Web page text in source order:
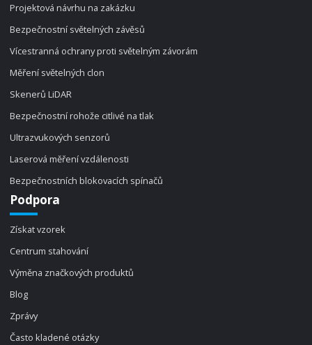
Projektová návrhu na zakázku
Bezpečnostní světelných závěsů
Vícestranná ochrany proti světelným závorám
Měření světelných clon
Skenerů LiDAR
Bezpečnostní rohože citlivé na tlak
Ultrazvukových senzorů
Laserová měření vzdálenosti
Bezpečnostních blokovacích spínačů
Podpora
Získat vzorek
Centrum stahování
Výměna značkových produktů
Blog
Zprávy
Často kladené otázky